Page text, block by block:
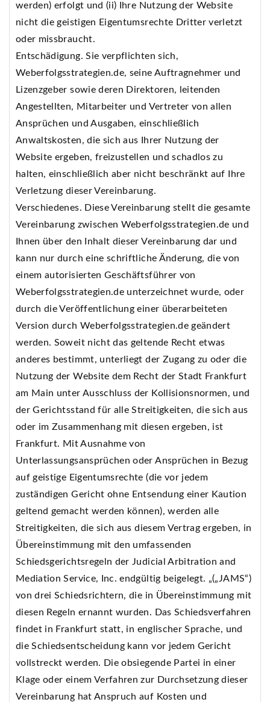
werden) erfolgt und (ii) Ihre Nutzung der Website
nicht die geistigen Eigentumsrechte Dritter verletzt
oder missbraucht.
Entschädigung. Sie verpflichten sich,
Weberfolgsstrategien.de, seine Auftragnehmer und
Lizenzgeber sowie deren Direktoren, leitenden
Angestellten, Mitarbeiter und Vertreter von allen
Ansprüchen und Ausgaben, einschließlich
Anwaltskosten, die sich aus Ihrer Nutzung der
Website ergeben, freizustellen und schadlos zu
halten, einschließlich aber nicht beschränkt auf Ihre
Verletzung dieser Vereinbarung.
Verschiedenes. Diese Vereinbarung stellt die gesamte
Vereinbarung zwischen Weberfolgsstrategien.de und
Ihnen über den Inhalt dieser Vereinbarung dar und
kann nur durch eine schriftliche Änderung, die von
einem autorisierten Geschäftsführer von
Weberfolgsstrategien.de unterzeichnet wurde, oder
durch die Veröffentlichung einer überarbeiteten
Version durch Weberfolgsstrategien.de geändert
werden. Soweit nicht das geltende Recht etwas
anderes bestimmt, unterliegt der Zugang zu oder die
Nutzung der Website dem Recht der Stadt Frankfurt
am Main unter Ausschluss der Kollisionsnormen, und
der Gerichtsstand für alle Streitigkeiten, die sich aus
oder im Zusammenhang mit diesen ergeben, ist
Frankfurt. Mit Ausnahme von
Unterlassungsansprüchen oder Ansprüchen in Bezug
auf geistige Eigentumsrechte (die vor jedem
zuständigen Gericht ohne Entsendung einer Kaution
geltend gemacht werden können), werden alle
Streitigkeiten, die sich aus diesem Vertrag ergeben, in
Übereinstimmung mit den umfassenden
Schiedsgerichtsregeln der Judicial Arbitration and
Mediation Service, Inc. endgültig beigelegt. „(„JAMS“)
von drei Schiedsrichtern, die in Übereinstimmung mit
diesen Regeln ernannt wurden. Das Schiedsverfahren
findet in Frankfurt statt, in englischer Sprache, und
die Schiedsentscheidung kann vor jedem Gericht
vollstreckt werden. Die obsiegende Partei in einer
Klage oder einem Verfahren zur Durchsetzung dieser
Vereinbarung hat Anspruch auf Kosten und